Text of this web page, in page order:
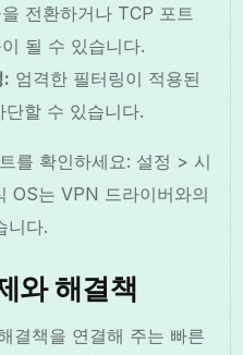
전환하거나 TCP 포트
될 수 있습니다.
: 엄격한 필터링이 적용된
할 수 있습니다.
를 확인하세요: 설정 > 시
OS는 VPN 드라이버와의
니다.
와 해결책
결책을 연결해 주는 빠른